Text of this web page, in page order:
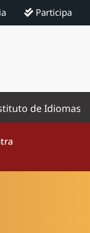
Participa
de Idiomas